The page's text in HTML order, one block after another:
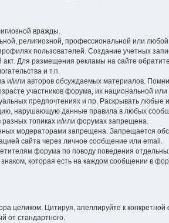
вражды.
религиозной, профессиональной или
пользователей. Создание учетных
Для размещения рекламы на сайте
и т.п.
и/или авторов обсуждаемых материалов.
участников форума, их национальной
предпочтениях и пр. Раскрывать
нарушающую данные правила в любых
разных топиках и/или форумах запрещена.
модераторами запрещена. Запрещается
сайта через личное сообщение или email.
форума по поводу поведения
которая есть на каждом сообщении в
целиком. Цитируя, апеллируйте к конкретной
от стандартного.